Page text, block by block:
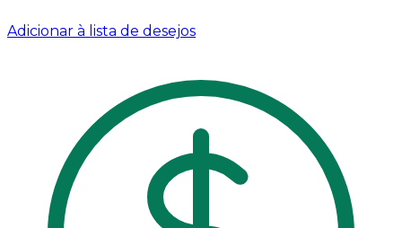
Adicionar à lista de desejos